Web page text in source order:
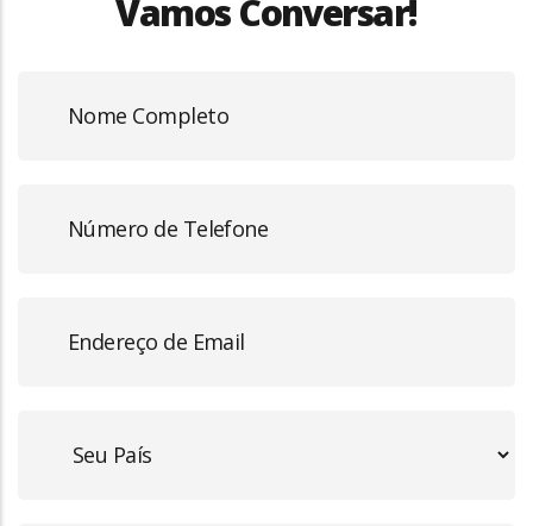
Vamos Conversar!
Name
Number
Address